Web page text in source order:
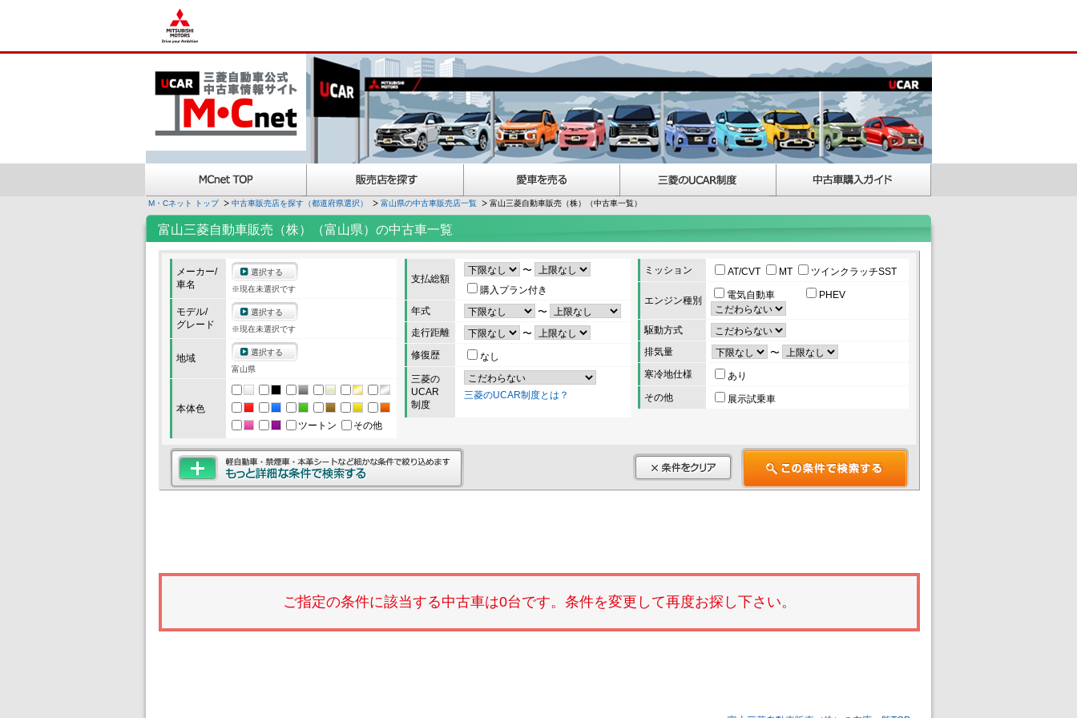
M・Cネット トップ 中古車販売店を探す（都道府県選択） 富山県の中古車販売店一覧 富山三菱自動車販売（株）（中古車一覧）
富山三菱自動車販売（株）（富山県）の中古車一覧
メーカー/
車名
選択する
※現在未選択です
モデル/
グレード
選択する
※現在未選択です
地域
選択する
富山県
本体色
ツートン
その他
支払総額
〜
購入プラン付き
年式
〜
走行距離
〜
修復歴
なし
三菱の
UCAR
制度
三菱のUCAR制度とは？
ミッション AT/CVT MT ツインクラッチSST
エンジン種別 電気自動車 PHEV
駆動方式
排気量
〜
寒冷地仕様
あり
その他
展示試乗車
ご指定の条件に該当する中古車は0台です。条件を変更して再度お探し下さい。